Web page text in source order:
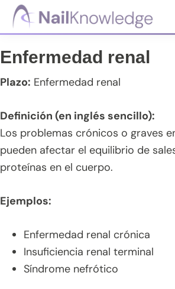
Saltar
principal
Saltar
barra
lateral
Saltar
de
página
Conocimientos
de
uñas
Enfermedad renal
Plazo: Enfermedad renal
Definición (en inglés sencillo):
Los problemas crónicos o graves
pueden afectar el equilibrio de
proteínas en el cuerpo.
Ejemplos:
Enfermedad renal crónica
Insuficiencia renal terminal
Síndrome nefrótico